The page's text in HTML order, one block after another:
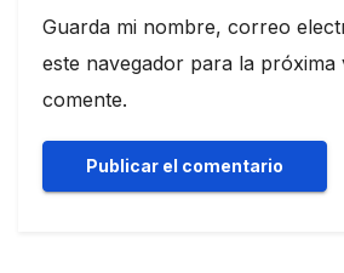
Guarda mi nombre, correo
este navegador para la próxima
comente.